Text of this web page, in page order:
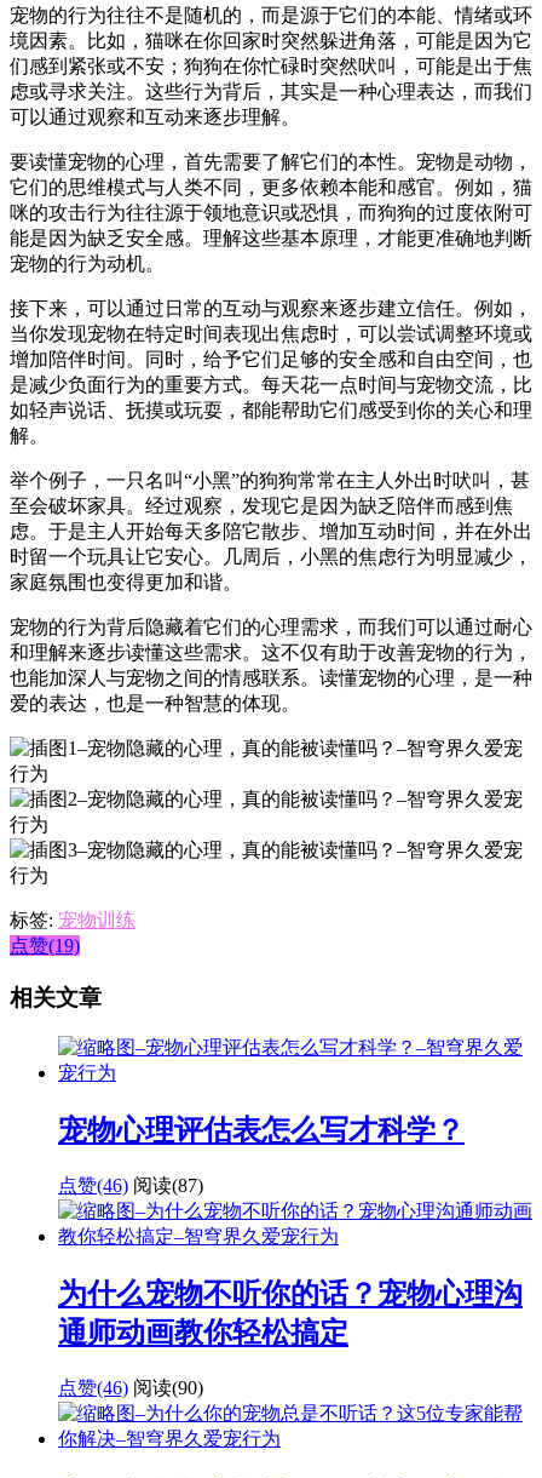
宠物的行为往往不是随机的，而是源于它们的本能、情绪或环
境因素。比如，猫咪在你回家时突然躲进角落，可能是因为它
们感到紧张或不安；狗狗在你忙碌时突然吠叫，可能是出于焦
虑或寻求关注。这些行为背后，其实是一种心理表达，而我们
可以通过观察和互动来逐步理解。
要读懂宠物的心理，首先需要了解它们的本性。宠物是动物，
它们的思维模式与人类不同，更多依赖本能和感官。例如，猫
咪的攻击行为往往源于领地意识或恐惧，而狗狗的过度依附可
能是因为缺乏安全感。理解这些基本原理，才能更准确地判断
宠物的行为动机。
接下来，可以通过日常的互动与观察来逐步建立信任。例如，
当你发现宠物在特定时间表现出焦虑时，可以尝试调整环境或
增加陪伴时间。同时，给予它们足够的安全感和自由空间，也
是减少负面行为的重要方式。每天花一点时间与宠物交流，比
如轻声说话、抚摸或玩耍，都能帮助它们感受到你的关心和理
解。
举个例子，一只名叫“小黑”的狗狗常常在主人外出时吠叫，甚
至会破坏家具。经过观察，发现它是因为缺乏陪伴而感到焦
虑。于是主人开始每天多陪它散步、增加互动时间，并在外出
时留一个玩具让它安心。几周后，小黑的焦虑行为明显减少，
家庭氛围也变得更加和谐。
宠物的行为背后隐藏着它们的心理需求，而我们可以通过耐心
和理解来逐步读懂这些需求。这不仅有助于改善宠物的行为，
也能加深人与宠物之间的情感联系。读懂宠物的心理，是一种
爱的表达，也是一种智慧的体现。
标签: 宠物训练
点赞(19)
相关文章
宠物心理评估表怎么写才科学？
点赞(46) 阅读(87)
为什么宠物不听你的话？宠物心理沟
通师动画教你轻松搞定
点赞(46) 阅读(90)